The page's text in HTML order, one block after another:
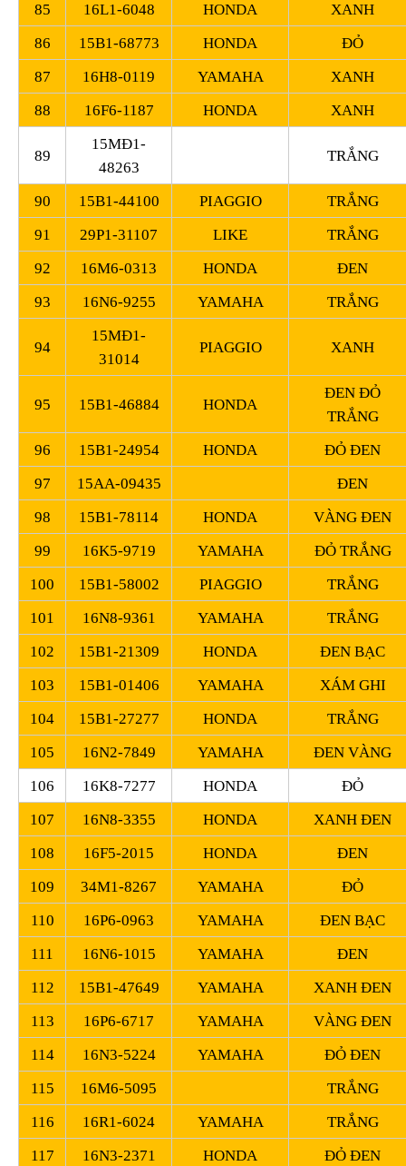
85
16L1-6048 HONDA
XANH
86
15B1-68773 HONDA
ĐỎ
87
16H8-0119 YAMAHA
XANH
88
16F6-1187 HONDA XANH
89
15MĐ1-
48263
TRẮNG
90 15B1-44100 PIAGGIO
TRẮNG
91
29P1-31107 LIKE
TRẮNG
92
16M6-0313 HONDA
ĐEN
93
16N6-9255 YAMAHA TRẮNG
94
15MĐ1-
31014
PIAGGIO XANH
95 15B1-46884 HONDA
ĐEN ĐỎ
TRẮNG
96
15B1-24954 HONDA
ĐỎ ĐEN
97
15AA-09435
ĐEN
98
15B1-78114 HONDA
VÀNG ĐEN
99
16K5-9719 YAMAHA
ĐỎ TRẮNG
100
15B1-58002 PIAGGIO
TRẮNG
101
16N8-9361 YAMAHA
TRẮNG
102
15B1-21309 HONDA
ĐEN BẠC
103
15B1-01406 YAMAHA
XÁM GHI
104
15B1-27277 HONDA
TRẮNG
105
16N2-7849 YAMAHA
ĐEN VÀNG
106
16K8-7277 HONDA
ĐỎ
107
16N8-3355 HONDA
XANH ĐEN
108
16F5-2015 HONDA
ĐEN
109
34M1-8267 YAMAHA
ĐỎ
110
16P6-0963 YAMAHA
ĐEN BẠC
111
16N6-1015 YAMAHA
ĐEN
112
15B1-47649 YAMAHA
XANH ĐEN
113
16P6-6717 YAMAHA
VÀNG ĐEN
114
16N3-5224 YAMAHA
ĐỎ ĐEN
115
16M6-5095
TRẮNG
116
16R1-6024 YAMAHA
TRẮNG
117
16N3-2371 HONDA
ĐỎ ĐEN